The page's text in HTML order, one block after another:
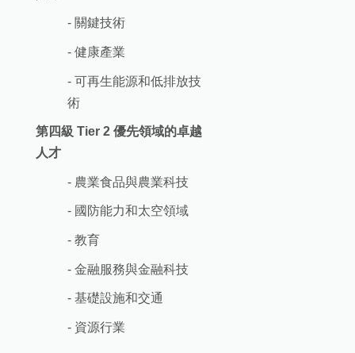
- 關鍵技術
- 健康產業
- 可再生能源和低排放技
術
第四級 Tier 2 優先領域的卓越
人才
- 農業食品與農業科技
- 國防能力和太空領域
- 教育
- 金融服務與金融科技
- 基礎設施和交通
- 資源行業